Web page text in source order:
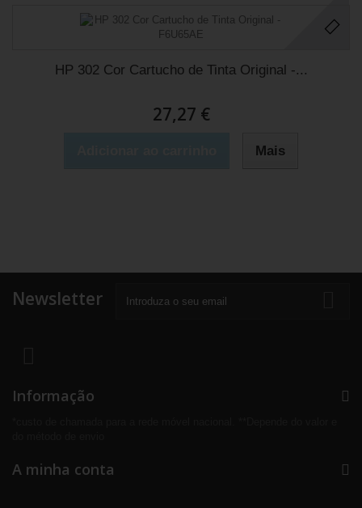
HP 302 Cor Cartucho de Tinta Original -...
27,27 €
Mais
Newsletter
Informação
A minha conta